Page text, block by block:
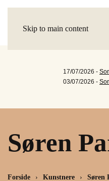
Skip to main content
17/07/2026 -
03/07/2026 -
Søren
Forside Kunstnere Søren